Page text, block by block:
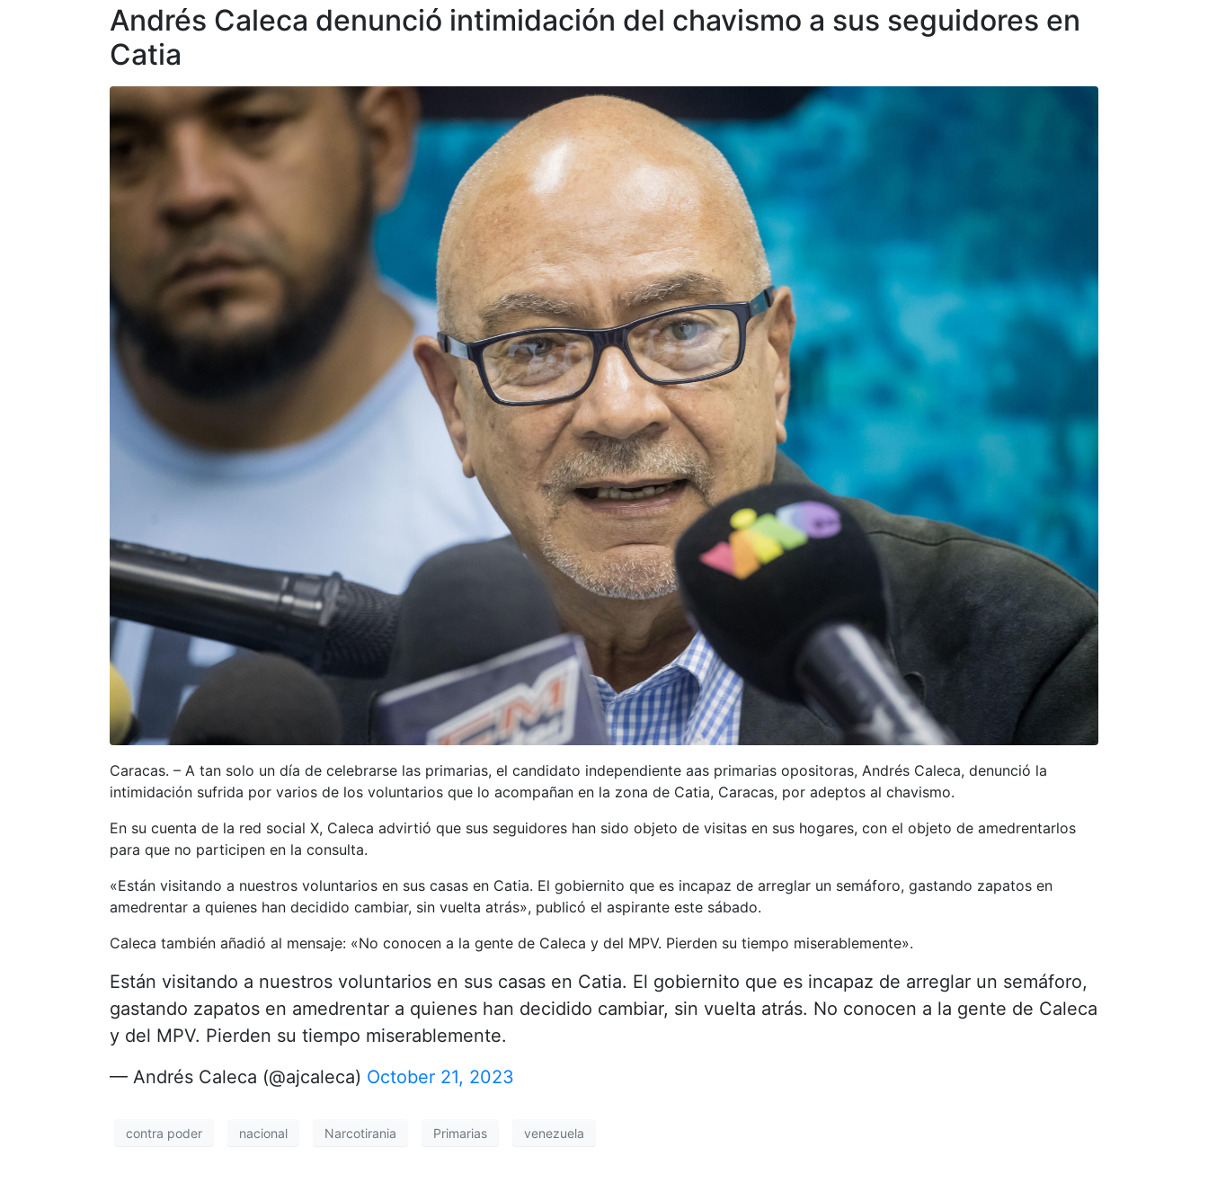
Andrés Caleca denunció intimidación del chavismo a sus seguidores en
Catia
Caracas. – A tan solo un día de celebrarse las primarias, el candidato independiente aas primarias opositoras, Andrés Caleca, denunció la
intimidación sufrida por varios de los voluntarios que lo acompañan en la zona de Catia, Caracas, por adeptos al chavismo.
En su cuenta de la red social X, Caleca advirtió que sus seguidores han sido objeto de visitas en sus hogares, con el objeto de amedrentarlos
para que no participen en la consulta.
«Están visitando a nuestros voluntarios en sus casas en Catia. El gobiernito que es incapaz de arreglar un semáforo, gastando zapatos en
amedrentar a quienes han decidido cambiar, sin vuelta atrás», publicó el aspirante este sábado.
Caleca también añadió al mensaje: «No conocen a la gente de Caleca y del MPV. Pierden su tiempo miserablemente».
Están visitando a nuestros voluntarios en sus casas en Catia. El gobiernito que es incapaz de arreglar un semáforo,
gastando zapatos en amedrentar a quienes han decidido cambiar, sin vuelta atrás. No conocen a la gente de Caleca
y del MPV. Pierden su tiempo miserablemente.
— Andrés Caleca (@ajcaleca) October 21, 2023
contra poder nacional Narcotirania Primarias venezuela